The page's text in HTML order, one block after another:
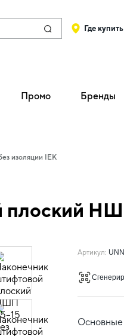
Где купить
Промо Бренды
изоляции IEK
Артикул:
Основные